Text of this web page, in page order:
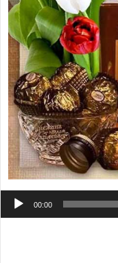
Аудиоплеер
00:00